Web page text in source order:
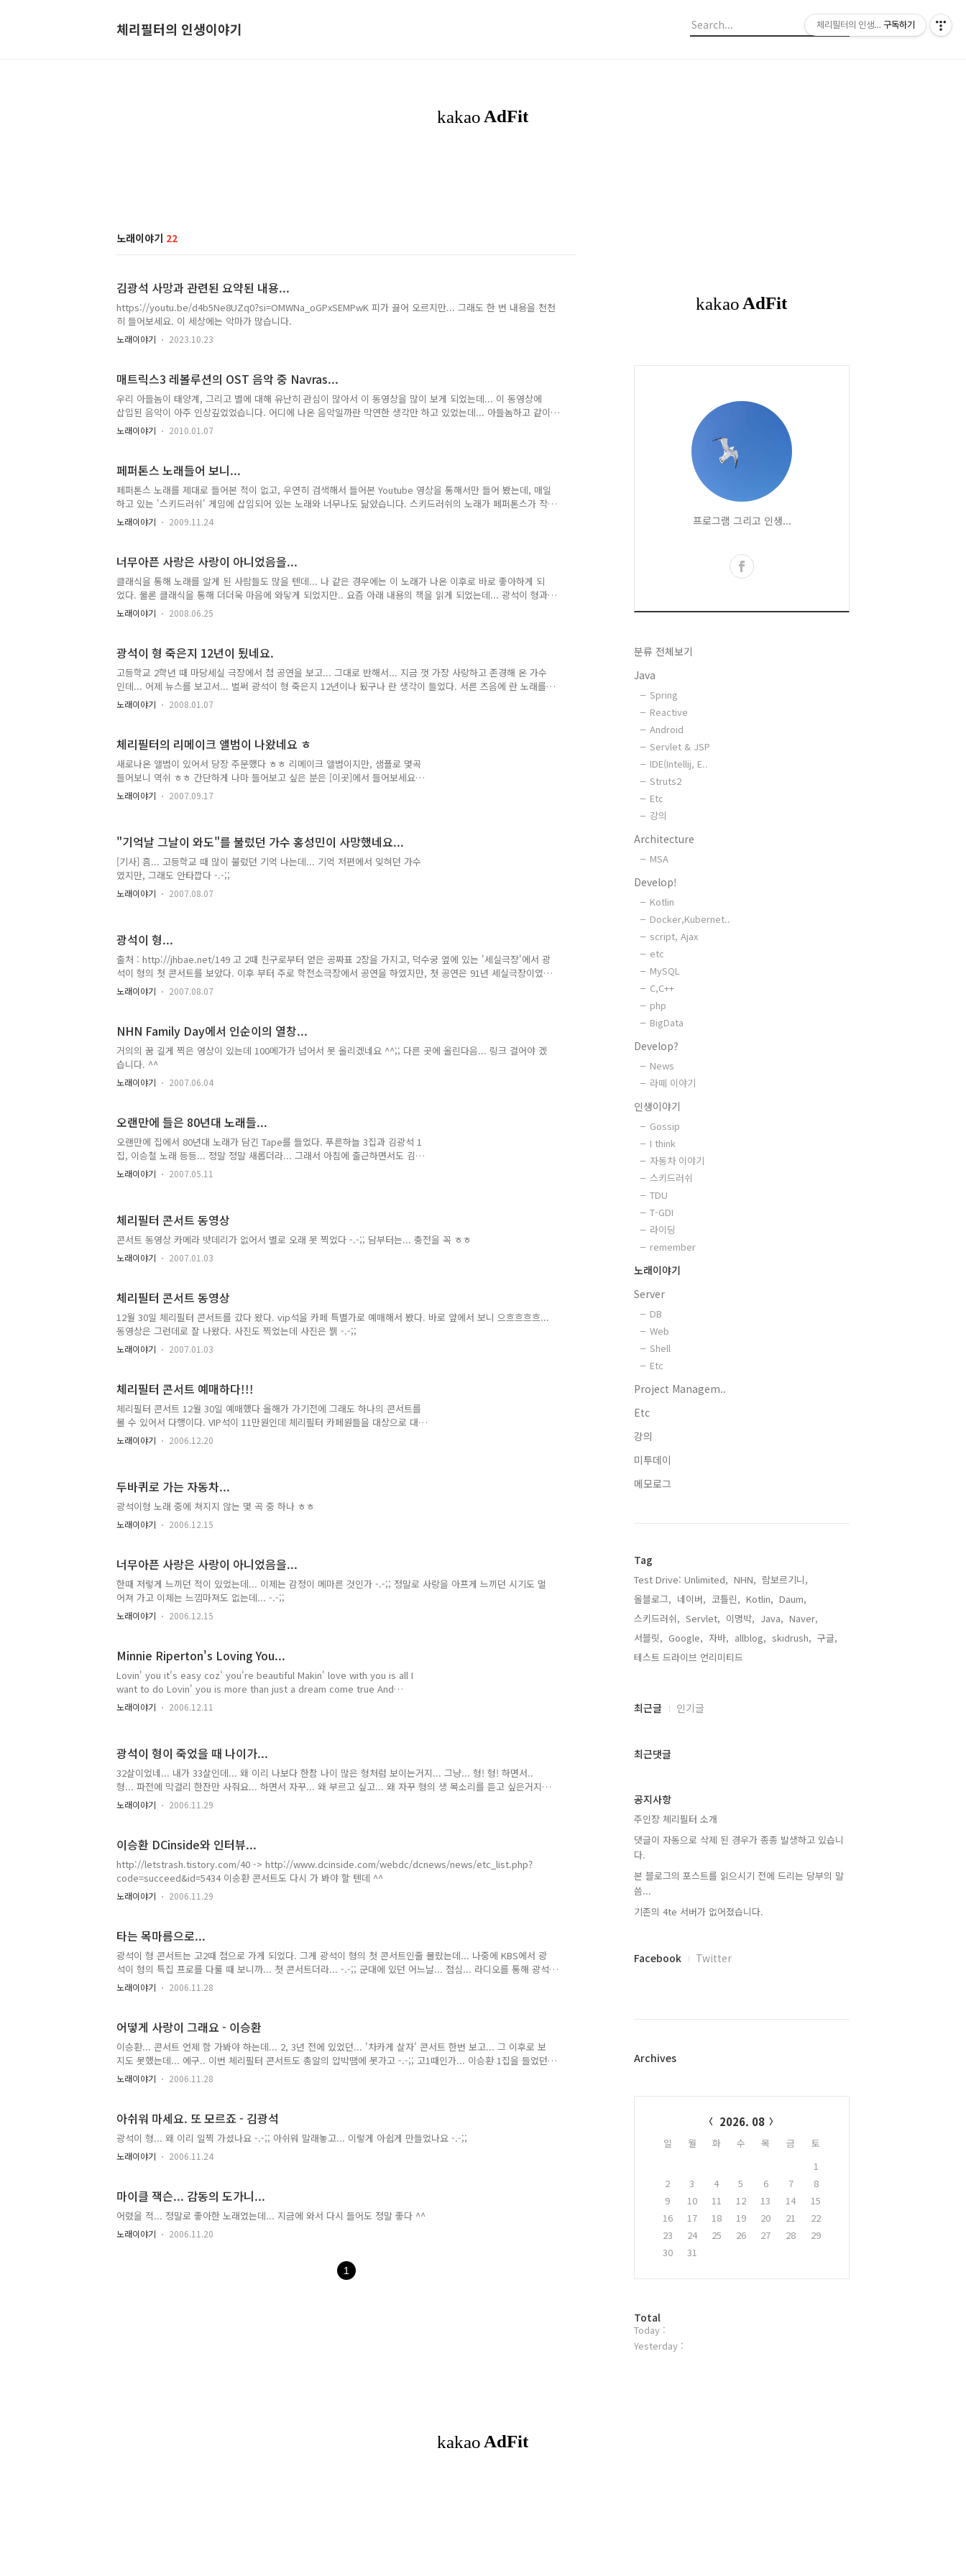
체리필터의 인생이야기
노래이야기 22
김광석 사망과 관련된 요약된 내용...
https://youtu.be/d4b5Ne8UZq0?si=OMWNa_oGPxSEMPwK 피가 끓어 오르지만... 그래도 한 번 내용을 천천
히 들어보세요. 이 세상에는 악마가 많습니다.
노래이야기 2023.10.23
매트릭스3 레볼루션의 OST 음악 중 Navras...
우리 아들놈이 태양계, 그리고 별에 대해 유난히 관심이 많아서 이 동영상을 많이 보게 되었는데... 이 동영상에
삽입된 음악이 아주 인상깊었었습니다. 어디에 나온 음악일까란 막연한 생각만 하고 있었는데... 아들놈하고 같이
매트릭스1, 2 리로디드, 3 레볼루션을 보다가 레볼루션 마지막 엔딩 곡으로 이 노래가 나오는 것을 보고, 아들놈과
나는 둘다 '어!!!'란 말을 할 수 밖에 없었네요. 문득 궁금한 마음에 검색을 해 보았더니 매트릭스3 레볼루션 OST
http://blog.naver.com/skznsdl?Redirect=Log&logNo=10027687531 블로그에 하나 나오네요. O..
노래이야기 2010.01.07
페퍼톤스 노래들어 보니...
페퍼톤스 노래를 제대로 들어본 적이 없고, 우연히 검색해서 들어본 Youtube 영상을 통해서만 들어 봤는데, 매일
하고 있는 '스키드러쉬' 게임에 삽입되어 있는 노래와 너무나도 닮았습니다. 스키드러쉬의 노래가 페퍼톤스가 작
사, 작곡한 노래인데... 게임의 노래 자체가 그들이 평소에 만들고 부르는 노래와 별반 차이 없다는 것이 참 참신
하네요. 다음 달 yes24 코인이 들어오면 음반 하나 질러볼까 생각 중입니다. 이 곳에 스키드러쉬 음악 중에 몇곡
것 같네요. 뭐 스키드러쉬를 설치하면 C:\HanPurple\SkidRush\Data\audio\bgm 에 모든 노래가 copy 되지만
그렇다고 해서 게..
노래이야기 2009.11.24
너무아픈 사랑은 사랑이 아니었음을...
클래식을 통해 노래를 알게 된 사람들도 많을 텐데... 나 같은 경우에는 이 노래가 나온 이후로 바로 좋아하게 되
었다. 물론 클래식을 통해 더더욱 마음에 와닿게 되었지만.. 요즘 아래 내용의 책을 읽게 되었는데... 광석이 형과
얽힌 이야기들... 사람들... 그런 이야기들이 하나 하나 옛기억을 새롭게 만들어... 광석이 형과 관련된 노래이야기
를 하나씩은 올려야 하지 않을까 라는 맘이 들어 노래를 구해 올려보게 된다. 김광석 그가 그리운 오후에 상세보
은 세상을 등진 지 12년이 된 가수 김광석에 관한 기억을 더듬어 소개한 것으로 1993년부터 1995년 여름까지 김
광석 콘서트장 사진을 직접 찍은 ..
노래이야기 2008.06.25
광석이 형 죽은지 12년이 됬네요.
고등학교 2학년 때 마당세실 극장에서 첨 공연을 보고... 그대로 반해서... 지금 껏 가장 사랑하고 존경해 온 가수
인데... 어제 뉴스를 보고서... 벌써 광석이 형 죽은지 12년이나 됬구나 란 생각이 들었다. 서른 즈음에 란 노래를
들을 땐, 20대 였었는데... 벌써... 30대 중반 -.-;; 광석이 형의 노래말 한마디 한마디에서 베어 나오는 인생의 의
미, 느낌 같은 것을 이제 조금은 알것 같다. 노래란... 정말... 광석이 형 처럼 불러야 제맛인데... 요즘 가수들 중
모두다 좋아 해 줄 텐데... 요즘은 마음으로 노래를 부르는 사람은 없는 것 같다. 진정한 가객 광석이 형... 다..
노래이야기 2008.01.07
체리필터의 리메이크 앨범이 나왔네요 ㅎ
새로나온 앨범이 있어서 당장 주문했다 ㅎㅎ 리메이크 앨범이지만, 샘플로 몇곡
들어보니 역쉬 ㅎㅎ 간단하게 나마 들어보고 싶은 분은 [이곳]에서 들어보세요
ㅎ
노래이야기 2007.09.17
"기억날 그날이 와도"를 불렀던 가수 홍성민이 사망했네요...
[기사] 흠... 고등학교 때 많이 불렀던 기억 나는데... 기억 저편에서 잊혀던 가수
였지만, 그래도 안타깝다 -.-;;
노래이야기 2007.08.07
광석이 형...
출처 : http://jhbae.net/149 고 2때 친구로부터 얻은 공짜표 2장을 가지고, 덕수궁 옆에 있는 '세실극장'에서 광
석이 형의 첫 콘서트를 보았다. 이후 부터 주로 학전소극장에서 공연을 하였지만, 첫 공연은 91년 세실극장이였
다. 뭐 어째든... 어린 나이에 광석이 형의 공연은 조용한 충격으로 다가왔다. 언젠가 다시 한번 꼭 콘서트를 다시
한번 가리라는 맘을 먹고... 그렇게 살았었다. 하지만, 군대에 가 있는 기간, 96년 1월이었나? 라디오에서 최화정
이제 다시 광석이 형의 목소리를 못드는건가? -.-;; 그렇게 광석이 형은 다시 못보게 되었다. 위 동영상에서 마지막
노래이야기 2007.08.07
NHN Family Day에서 인순이의 열창...
거의의 꿈 길게 찍은 영상이 있는데 100메가가 넘어서 못 올리겠네요 ^^;; 다른 곳에 올린다음... 링크 걸어야 겠
습니다. ^^
노래이야기 2007.06.04
오랜만에 들은 80년대 노래들...
오랜만에 집에서 80년대 노래가 담긴 Tape를 들었다. 푸른하늘 3집과 김광석 1
집, 이승철 노래 등등... 정말 정말 새롭더라... 그래서 아침에 출근하면서도 김광
석 1집을 들으며 왔다. 그동안 너무 잊고 지낸거 같다. 광석이 형이 보고 싶다.
노래이야기 2007.05.11
체리필터 콘서트 동영상
콘서트 동영상 카메라 밧데리가 없어서 별로 오래 못 찍었다 -.-;; 담부터는... 충전을 꼭 ㅎㅎ
노래이야기 2007.01.03
체리필터 콘서트 동영상
12월 30일 체리필터 콘서트를 갔다 왔다. vip석을 카페 특별가로 예매해서 봤다. 바로 앞에서 보니 으흐흐흐흐...
동영상은 그런데로 잘 나왔다. 사진도 찍었는데 사진은 뷁 -.-;;
노래이야기 2007.01.03
체리필터 콘서트 예매하다!!!
체리필터 콘서트 12월 30일 예매했다 올해가 가기전에 그래도 하나의 콘서트를
볼 수 있어서 다행이다. VIP석이 11만원인데 체리필터 카페원들을 대상으로 대
폭 할일해 줘서 다행이다. 할일가는 비밀!!! ㅎㅎ 200명 넘어가면 1만원 추가 할
인 해 준다고 하니 기대해 봐야지 ㅎㅎ 마지막 이미지는 너무 잔인한가? ㅎㅎ
노래이야기 2006.12.20
두바퀴로 가는 자동차...
광석이형 노래 중에 쳐지지 않는 몇 곡 중 하나 ㅎㅎ
노래이야기 2006.12.15
너무아픈 사랑은 사랑이 아니었음을...
한때 저렇게 느끼던 적이 있었는데... 이제는 감정이 메마른 것인가 -.-;; 정말로 사랑을 아프게 느끼던 시기도 멀
어져 가고 이제는 느낌마져도 없는데... -.-;;
노래이야기 2006.12.15
Minnie Riperton's Loving You...
Lovin' you it's easy coz' you're beautiful Makin' love with you is all I
want to do Lovin' you is more than just a dream come true And
everything that I do is not out of loving you La la la la la.... Do do do
do do do.... No one else can make me feel the colours that you bring
노래이야기 2006.12.11
광석이 형이 죽었을 때 나이가...
32살이었네... 내가 33살인데... 왜 이리 나보다 한참 나이 많은 형처럼 보이는거지... 그냥... 형! 형! 하면서..
형... 파전에 막걸리 한잔만 사줘요... 하면서 자꾸... 왜 부르고 싶고... 왜 자꾸 형의 생 목소리를 듣고 싶은거지
-.-;; 32살의 나이에 그렇게나 많은 것을 이뤄놓고 간 형이... 33살의 지금의 내가 돌아보기에... 왜이리 부끄럽게
느껴지는 지... 난 지금껏 무엇을 해 왔는지... 지금 생각해 보니... 정말 일찍... 죽었다는...
노래이야기 2006.11.29
이승환 DCinside와 인터뷰...
http://letstrash.tistory.com/40 -> http://www.dcinside.com/webdc/dcnews/news/etc_list.php?
code=succeed&id=5434 이승환 콘서트도 다시 가 봐야 할 텐데 ^^
노래이야기 2006.11.29
타는 목마름으로...
광석이 형 콘서트는 고2때 첨으로 가게 되었다. 그게 광석이 형의 첫 콘서트인줄 몰랐는데... 나중에 KBS에서 광
석이 형의 특집 프로를 다룰 때 보니까... 첫 콘서트더라... -.-;; 군대에 있던 어느날... 점심... 라디오를 통해 광석
이 형이 죽었다는 소식을 듣게 되었고... 그 이후로 한동한... 아무 말 못하고... 그대로 그냥 그렇게 서 있었다...
보고싶다...
노래이야기 2006.11.28
어떻게 사랑이 그래요 - 이승환
이승환... 콘서트 언제 함 가봐야 하는데... 2, 3년 전에 있었던... '차카게 살자' 콘서트 한번 보고... 그 이후로 보
지도 못했는데... 에구.. 이번 체리필터 콘서트도 총알의 압박땜에 못가고 -.-;; 고1때인가... 이승환 1집을 들었던
것이 엊그제 같은데... 이승환은 하나도 안 늙었네... 이번에 나오는... 에듀코인으로 이승환 9집이나 사봐야 겠다
ㅎㅎ
노래이야기 2006.11.28
아쉬워 마세요. 또 모르죠 - 김광석
광석이 형... 왜 이리 일찍 가셨나요 -.-;; 아쉬워 말래놓고... 이렇게 아쉽게 만들었나요 -.-;;
노래이야기 2006.11.24
마이클 잭슨... 감동의 도가니...
어렸을 적... 정말로 좋아한 노래였는데... 지금에 와서 다시 들어도 정말 좋다 ^^
노래이야기 2006.11.20
1
프로그램 그리고 인생...
분류 전체보기
Java
Spring
Reactive
Android
Servlet & JSP
IDE(Intellij, E..
Struts2
Etc
강의
Architecture
MSA
Develop!
Kotlin
Docker,Kubernet..
script, Ajax
etc
MySQL
C,C++
php
BigData
Develop?
News
라떼 이야기
인생이야기
Gossip
I think
자동차 이야기
스키드러쉬
TDU
T-GDI
라이딩
remember
노래이야기
Server
DB
Web
Shell
Etc
Project Managem..
Etc
강의
미투데이
메모로그
Tag
Test Drive: Unlimited, NHN, 람보르기니,
올블로그, 네이버, 코틀린, Kotlin, Daum,
스키드러쉬, Servlet, 이명박, Java, Naver,
서블릿, Google, 자바, allblog, skidrush, 구글,
테스트 드라이브 언리미티드,
최
과
글
최근글 인기글
최근댓글
공지사항
주인장 체리필터 소개
댓글이 자동으로 삭제 된 경우가 종종 발생하고 있습니
다.
본 블로그의 포스트를 읽으시기 전에 드리는 당부의 말
씀...
기존의 4te 서버가 없어졌습니다.
페
플
Facebook Twitter
Archives
2026. 08
일 월 화 수 목 금
토
1
2
3 4 5 6 7
8
9
10 11 12 13 14
15
16
17 18 19 20 21
22
23
24 25 26 27 28
29
30
31
방
문
자
Total
Today :
Yesterday :
체리필터의 인생이야기구독하기